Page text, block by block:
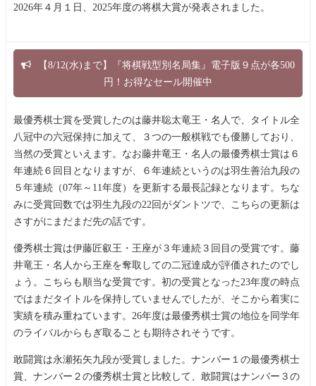
2026年４月１日、2025年度の将棋大賞が発表されました。
【8/12(水)まで】『将棋戦型別名局集』電子版９点が各500
円！お得なセール開催中
最優秀棋士賞を受賞したのは藤井聡太竜王・名人で、タイトル全
八冠中の六冠保持に加えて、３つの一般棋戦でも優勝しており、
当然の受賞といえます。なお藤井竜王・名人の最優秀棋士賞は６
年連続６回目となりますが、６年連続というのは羽生善治九段の
５年連続（07年～11年度）を更新する最長記録となります。ちな
みに受賞回数では羽生九段の22回がダントツで、こちらの更新は
さすがにまだまだ先の話です。
優秀棋士賞は伊藤匠叡王・王座が３年連続３回目の受賞です。藤
井竜王・名人から王座を奪取しての二冠達成が評価されたのでし
ょう。こちらも順当な受賞です。初の受賞となった23年度の時点
ではまだタイトルを保持していませんでしたが、そこから着実に
実績を積み重ねています。26年度は最優秀棋士賞の地位を同学年
のライバルからもぎ取ることも期待されそうです。
敢闘賞は永瀬拓矢九段が受賞しました。ナンバー１の最優秀棋士
賞、ナンバー２の優秀棋士賞と比較して、敢闘賞はナンバー３の